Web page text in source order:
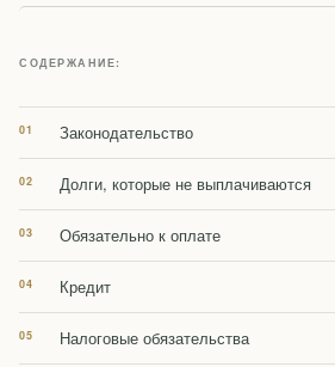
СОДЕРЖАНИЕ:
Законодательство
Долги, которые не выплачиваются
Обязательно к оплате
Кредит
Налоговые обязательства